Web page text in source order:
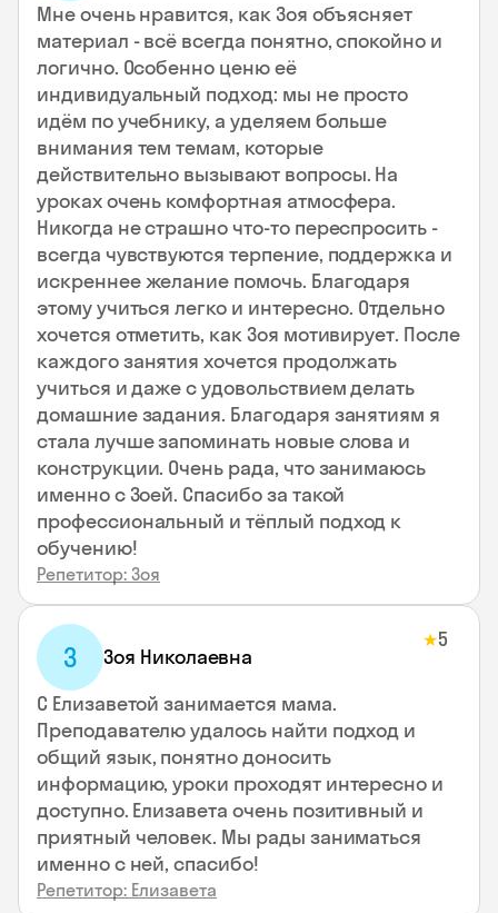
Мне очень нравится, как Зоя объясняет
материал - всё всегда понятно, спокойно и
логично. Особенно ценю её
индивидуальный подход: мы не просто
идём по учебнику, а уделяем больше
внимания тем темам, которые
действительно вызывают вопросы. На
уроках очень комфортная атмосфера.
Никогда не страшно что-то переспросить -
всегда чувствуются терпение, поддержка и
искреннее желание помочь. Благодаря
этому учиться легко и интересно. Отдельно
хочется отметить, как Зоя мотивирует. После
каждого занятия хочется продолжать
учиться и даже с удовольствием делать
домашние задания. Благодаря занятиям я
стала лучше запоминать новые слова и
конструкции. Очень рада, что занимаюсь
именно с Зоей. Спасибо за такой
профессиональный и тёплый подход к
обучению!
Репетитор: Зоя
З Зоя Николаевна
★5
С Елизаветой занимается мама.
Преподавателю удалось найти подход и
общий язык, понятно доносить
информацию, уроки проходят интересно и
доступно. Елизавета очень позитивный и
приятный человек. Мы рады заниматься
именно с ней, спасибо!
Репетитор: Елизавета